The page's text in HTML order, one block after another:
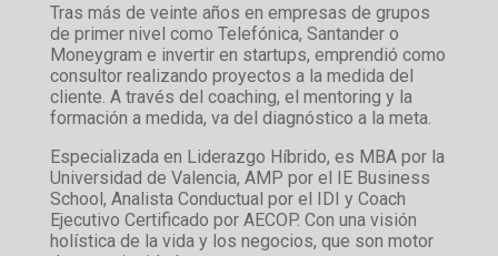
Tras más de veinte años en empresas de grupos
de primer nivel como Telefónica, Santander o
Moneygram e invertir en startups, emprendió como
consultor realizando proyectos a la medida del
cliente. A través del coaching, el mentoring y la
formación a medida, va del diagnóstico a la meta.
Especializada en Liderazgo Híbrido, es MBA por la
Universidad de Valencia, AMP por el IE Business
School, Analista Conductual por el IDI y Coach
Ejecutivo Certificado por AECOP. Con una visión
holística de la vida y los negocios, que son motor